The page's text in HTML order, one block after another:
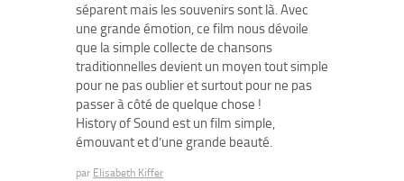
séparent mais les souvenirs sont là. Avec
une grande émotion, ce film nous dévoile
que la simple collecte de chansons
traditionnelles devient un moyen tout simple
pour ne pas oublier et surtout pour ne pas
passer à côté de quelque chose !
History of Sound est un film simple,
émouvant et d’une grande beauté.
par Elisabeth Kiffer